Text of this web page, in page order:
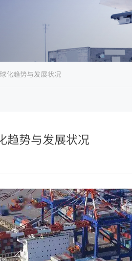
化趋势与发展状况
趋势与发展状况